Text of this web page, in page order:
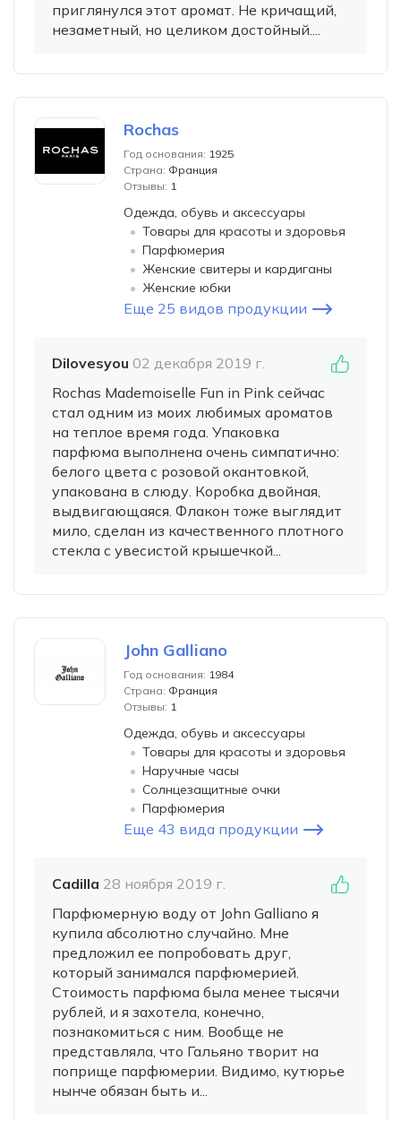
приглянулся этот аромат. Не кричащий,
незаметный, но целиком достойный....
Rochas
Год основания: 1925
Страна: Франция
Отзывы: 1
Одежда, обувь и аксессуары
Товары для красоты и здоровья
Парфюмерия
Женские свитеры и кардиганы
Женские юбки
Еще 25 видов продукции
Dilovesyou 02 декабря 2019 г.
Rochas Mademoiselle Fun in Pink сейчас
стал одним из моих любимых ароматов
на теплое время года. Упаковка
парфюма выполнена очень симпатично:
белого цвета с розовой окантовкой,
упакована в слюду. Коробка двойная,
выдвигающаяся. Флакон тоже выглядит
мило, сделан из качественного плотного
стекла с увесистой крышечкой...
John Galliano
Год основания: 1984
Страна: Франция
Отзывы: 1
Одежда, обувь и аксессуары
Товары для красоты и здоровья
Наручные часы
Солнцезащитные очки
Парфюмерия
Еще 43 вида продукции
Cadilla 28 ноября 2019 г.
Парфюмерную воду от John Galliano я
купила абсолютно случайно. Мне
предложил ее попробовать друг,
который занимался парфюмерией.
Стоимость парфюма была менее тысячи
рублей, и я захотела, конечно,
познакомиться с ним. Вообще не
представляла, что Гальяно творит на
поприще парфюмерии. Видимо, кутюрье
нынче обязан быть и...